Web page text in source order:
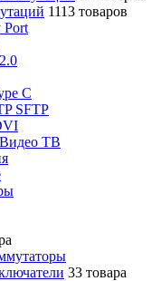
1113 товаров
Port
C
SFTP
ТВ
33 товара